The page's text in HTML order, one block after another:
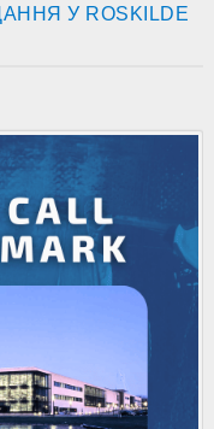
У ROSKILDE